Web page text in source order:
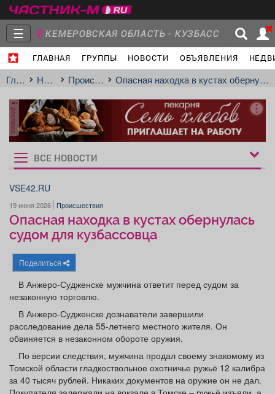
☰ КЕМЕРОВСКАЯ ОБЛАСТЬ - КУЗБАСС
ГЛАВНАЯ ГРУППЫ НОВОСТИ ОБЪЯВЛЕНИЯ
Главная
Группы
Объявления Недвижимость Услуги
Работа Компании
Афиша Обучение Проекты
Главная Новости Происшествия Опасная находка в кустах обернулась судом для кузбассовца
реклама
Рукбрики
новостей
ВСЕ НОВОСТИ
VSE42.RU
19 июня 2026 Происшествия
Опасная находка в кустах обернулась
судом для кузбассовца
Поделиться
В Анжеро-Судженске мужчина ответит перед судом за
незаконную торговлю.
В Анжеро-Судженске дознаватели завершили
расследование дела 55-летнего местного жителя. Он
обвиняется в незаконном обороте оружия.
По версии следствия, мужчина продал своему знакомому из
Томской области гладкоствольное охотничье ружьё 12 калибра
за 40 тысяч рублей. Никаких документов на оружие он не дал.